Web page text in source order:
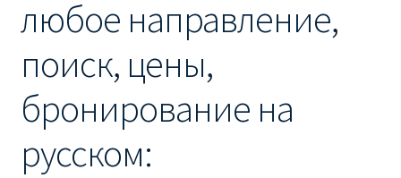
Ryanair онлайн регистрация
Ryanair ошибка в фамилии, имени
любое направление,
поиск, цены,
бронирование на
русском: